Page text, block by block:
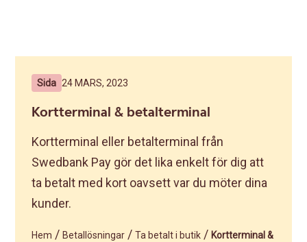
Sida 24 MARS, 2023
Kortterminal & betalterminal
Kortterminal eller betalterminal från
Swedbank Pay gör det lika enkelt för dig att
ta betalt med kort oavsett var du möter dina
kunder.
Hem /Betallösningar /Ta betalt i butik /Kortterminal &